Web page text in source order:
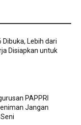
Dibuka, Lebih dari
Disiapkan untuk
PAPPRI
Jangan